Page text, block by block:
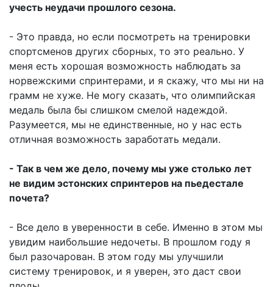
учесть неудачи прошлого сезона.
- Это правда, но если посмотреть на тренировки
спортсменов других сборных, то это реально. У
меня есть хорошая возможность наблюдать за
норвежскими спринтерами, и я скажу, что мы ни на
грамм не хуже. Не могу сказать, что олимпийская
медаль была бы слишком смелой надеждой.
Разумеется, мы не единственные, но у нас есть
отличная возможность заработать медали.
- Так в чем же дело, почему мы уже столько лет
не видим эстонских спринтеров на пьедестале
почета?
- Все дело в уверенности в себе. Именно в этом мы
увидим наибольшие недочеты. В прошлом году я
был разочарован. В этом году мы улучшили
систему тренировок, и я уверен, это даст свои